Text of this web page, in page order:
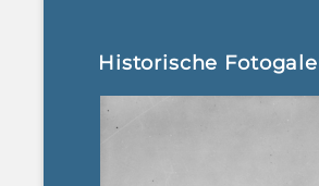
Historische